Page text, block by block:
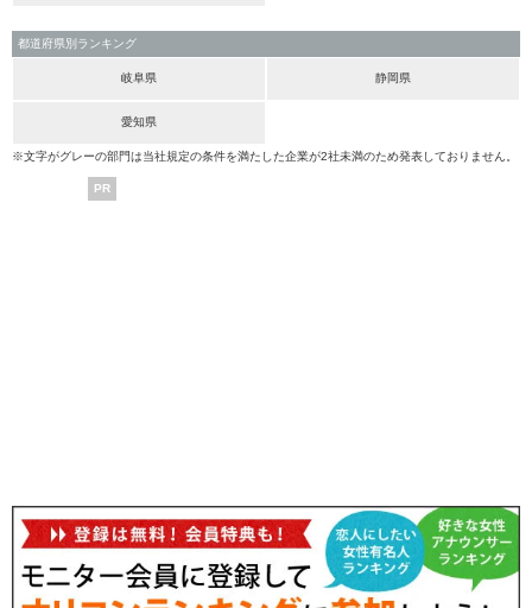
都道府県別ランキング
岐阜県 静岡県
愛知県
※文字がグレーの部門は当社規定の条件を満たした企業が2社未満のため発表しておりません。
PR